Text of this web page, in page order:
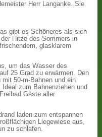
Herr Langanke. Sie
gibt es Schöneres als sich
der Hitze des Sommers in
glasklarem
um das Wasser des
25 Grad zu erwärmen. Den
50-m-Bahnen und ein
zum Bahnenziehen und
Gäste aller
laden zum entspannen
Liegewiese aus,
zu schlafen.